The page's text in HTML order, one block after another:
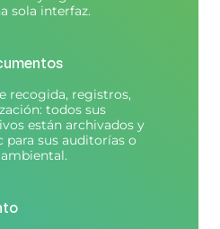
sola interfaz.
recogida, registros,
todos sus
están archivados y
para sus auditorías o